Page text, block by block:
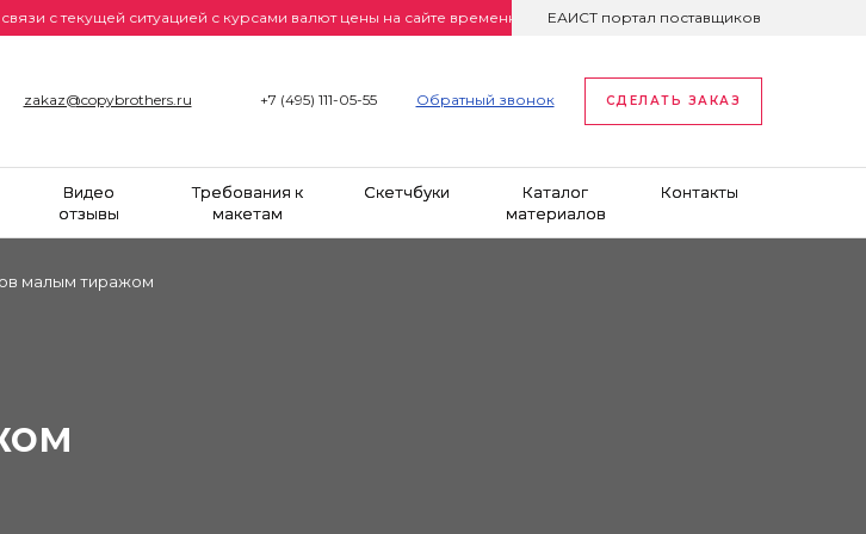
ситуацией с курсами валют цены на сайте временно неактуальны. Просим уточнять цены по телефону
ЕАИСТ портал поставщиков
zakaz@copybrothers.ru +7 (495) 111-05-55 Обратный звонок СДЕЛАТЬ ЗАКАЗ
Видео
отзывы
Требования к
макетам
Скетчбуки
Каталог
материалов
Контакты
малым тиражом